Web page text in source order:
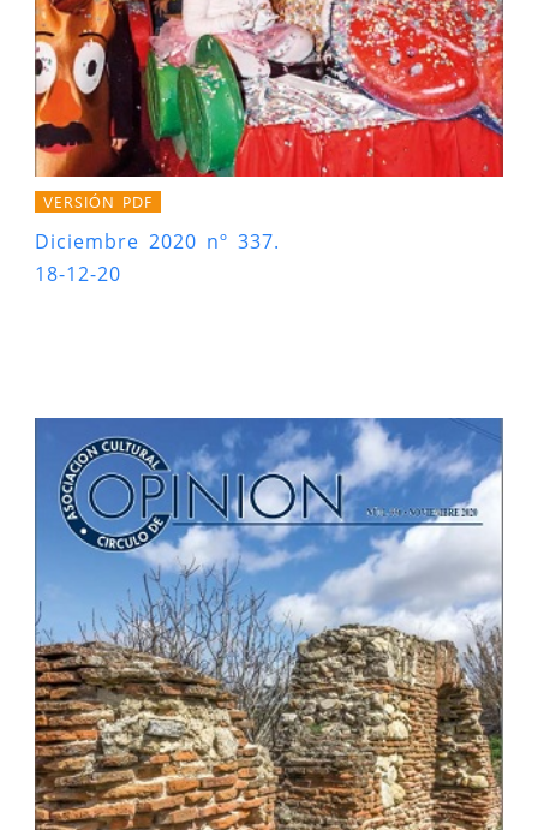
VERSIÓN PDF
Diciembre 2020 nº 337.
18-12-20